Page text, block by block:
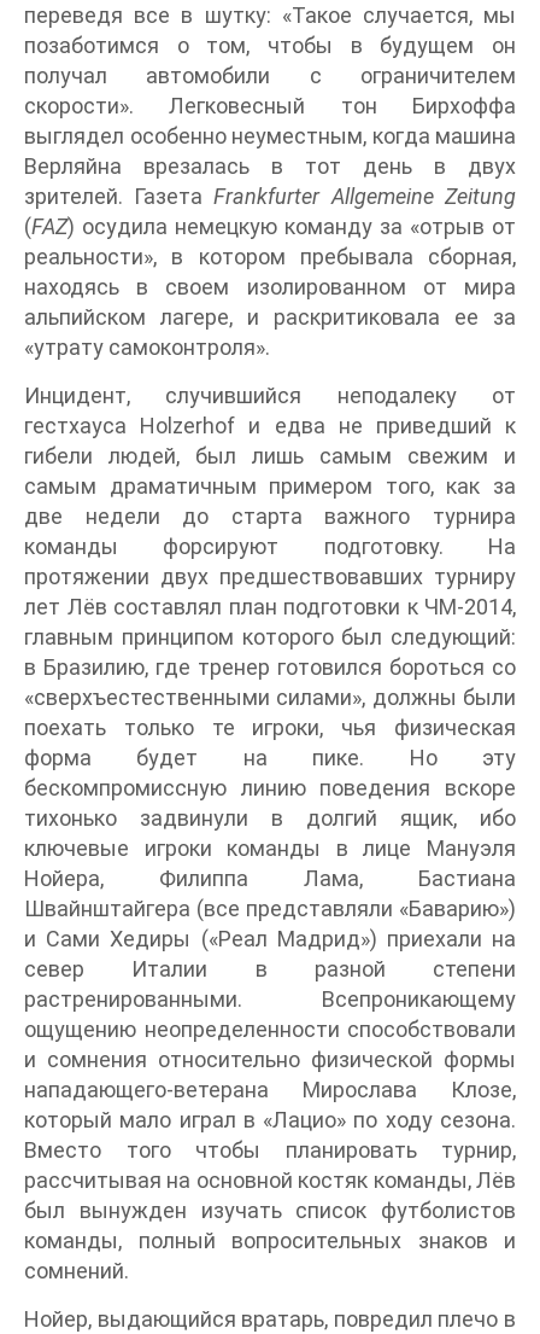
переведя все в шутку: «Такое случается, мы
позаботимся о том, чтобы в будущем он
получал автомобили с ограничителем
скорости». Легковесный тон Бирхоффа
выглядел особенно неуместным, когда машина
Верляйна врезалась в тот день в двух
зрителей. Газета Frankfurter Allgemeine Zeitung
(FAZ) осудила немецкую команду за «отрыв от
реальности», в котором пребывала сборная,
находясь в своем изолированном от мира
альпийском лагере, и раскритиковала ее за
«утрату самоконтроля».
Инцидент, случившийся неподалеку от
гестхауса Holzerhof и едва не приведший к
гибели людей, был лишь самым свежим и
самым драматичным примером того, как за
две недели до старта важного турнира
команды форсируют подготовку. На
протяжении двух предшествовавших турниру
лет Лёв составлял план подготовки к ЧМ-2014,
главным принципом которого был следующий:
в Бразилию, где тренер готовился бороться со
«сверхъестественными силами», должны были
поехать только те игроки, чья физическая
форма будет на пике. Но эту
бескомпромиссную линию поведения вскоре
тихонько задвинули в долгий ящик, ибо
ключевые игроки команды в лице Мануэля
Нойера, Филиппа Лама, Бастиана
Швайнштайгера (все представляли «Баварию»)
и Сами Хедиры («Реал Мадрид») приехали на
север Италии в разной степени
растренированными. Всепроникающему
ощущению неопределенности способствовали
и сомнения относительно физической формы
нападающего-ветерана Мирослава Клозе,
который мало играл в «Лацио» по ходу сезона.
Вместо того чтобы планировать турнир,
рассчитывая на основной костяк команды, Лёв
был вынужден изучать список футболистов
команды, полный вопросительных знаков и
сомнений.
Нойер, выдающийся вратарь, повредил плечо в